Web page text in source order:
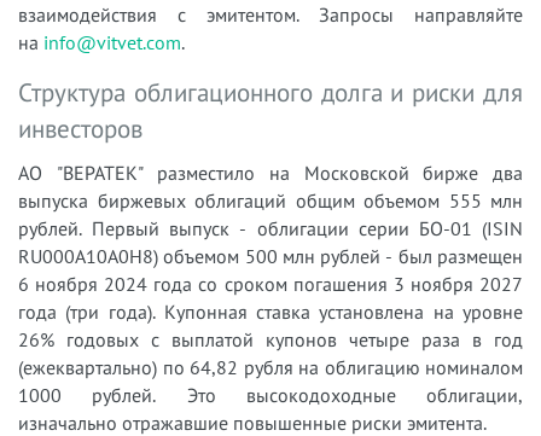
взаимодействия с эмитентом. Запросы направляйте
на info@vitvet.com.
Структура облигационного долга и риски для
инвесторов
АО "ВЕРАТЕК" разместило на Московской бирже два
выпуска биржевых облигаций общим объемом 555 млн
рублей. Первый выпуск - облигации серии БО-01 (ISIN
RU000A10A0H8) объемом 500 млн рублей - был размещен
6 ноября 2024 года со сроком погашения 3 ноября 2027
года (три года). Купонная ставка установлена на уровне
26% годовых с выплатой купонов четыре раза в год
(ежеквартально) по 64,82 рубля на облигацию номиналом
1000 рублей. Это высокодоходные облигации,
изначально отражавшие повышенные риски эмитента.